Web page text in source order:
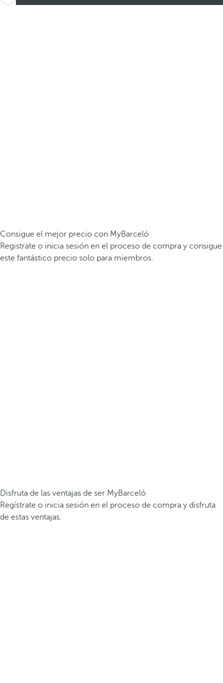
Consigue el mejor precio con MyBarceló
Registrate o inicia sesión en el proceso de compra y consigue
este fantástico precio solo para miembros.
Disfruta de las ventajas de ser MyBarceló
Regístrate o inicia sesión en el proceso de compra y disfruta
de estas ventajas.